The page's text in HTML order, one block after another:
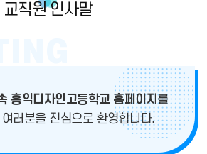
교직원 인사말
홍익디자인고등학교 홈페이지를
러분을 진심으로 환영합니다.